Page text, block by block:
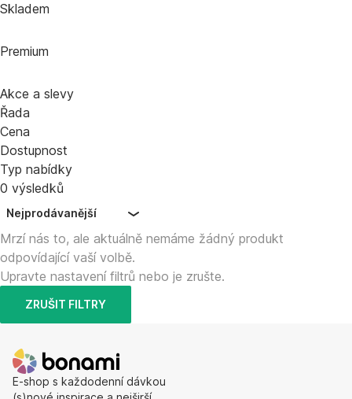
Skladem
Premium
Akce a slevy
Řada
Cena
Dostupnost
Typ nabídky
0 výsledků
Nejprodávanější
Mrzí nás to, ale aktuálně nemáme žádný produkt
odpovídající vaší volbě.
Upravte nastavení filtrů nebo je zrušte.
ZRUŠIT FILTRY
E-shop s každodenní dávkou